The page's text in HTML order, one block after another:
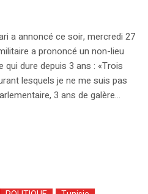
a annoncé ce soir, mercredi 27
a prononcé un non-lieu
dure depuis 3 ans : «Trois
lesquels je ne me suis pas
3 ans de galère…